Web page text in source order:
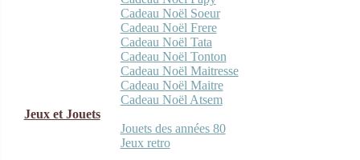
Cadeau Noël Soeur
Cadeau Noël Frere
Cadeau Noël Tata
Cadeau Noël Tonton
Cadeau Noël Maitresse
Cadeau Noël Maitre
Cadeau Noël Atsem
Jeux et Jouets
Jouets des années 80
Jeux retro